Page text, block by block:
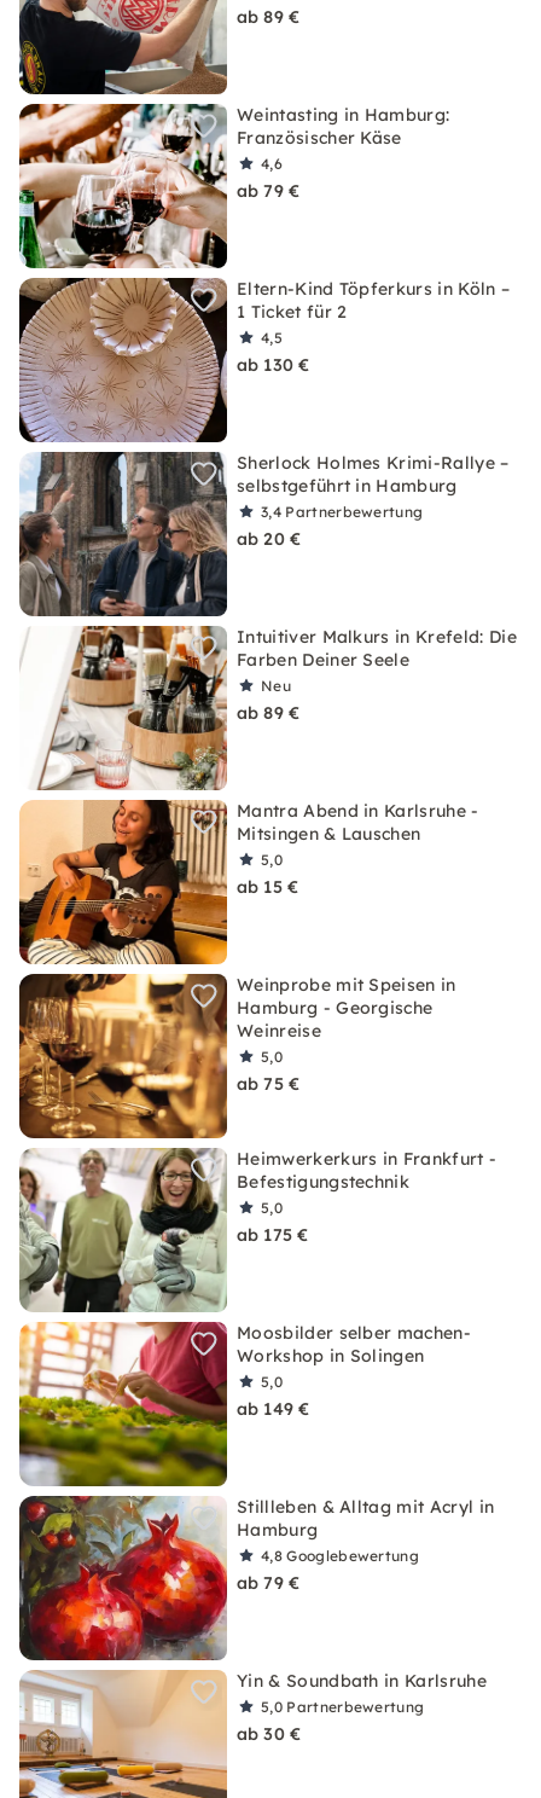
ab 89 €
Weintasting in Hamburg:
Französischer Käse
4,6
ab 79 €
Eltern-Kind Töpferkurs in Köln –
1 Ticket für 2
4,5
ab 130 €
Sherlock Holmes Krimi-Rallye –
selbstgeführt in Hamburg
3,4 Partnerbewertung
ab 20 €
Intuitiver Malkurs in Krefeld: Die
Farben Deiner Seele
Neu
ab 89 €
Mantra Abend in Karlsruhe -
Mitsingen & Lauschen
5,0
ab 15 €
Weinprobe mit Speisen in
Hamburg - Georgische
Weinreise
5,0
ab 75 €
Heimwerkerkurs in Frankfurt -
Befestigungstechnik
5,0
ab 175 €
Moosbilder selber machen-
Workshop in Solingen
5,0
ab 149 €
Stillleben & Alltag mit Acryl in
Hamburg
4,8Googlebewertung
ab 79 €
Yin & Soundbath in Karlsruhe
5,0 Partnerbewertung
ab 30 €